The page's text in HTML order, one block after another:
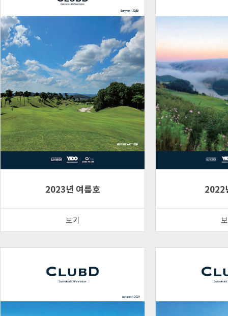
2023년 여름호
보기
2022